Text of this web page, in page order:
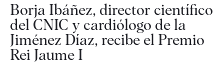
Borja Ibáñez, director científico
del CNIC y cardiólogo de la
Jiménez Díaz, recibe el Premio
Rei Jaume I